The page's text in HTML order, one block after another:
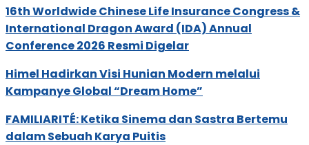
16th Worldwide Chinese Life Insurance Congress &
International Dragon Award (IDA) Annual
Conference 2026 Resmi Digelar
Himel Hadirkan Visi Hunian Modern melalui
Kampanye Global “Dream Home”
FAMILIARITÉ: Ketika Sinema dan Sastra Bertemu
dalam Sebuah Karya Puitis